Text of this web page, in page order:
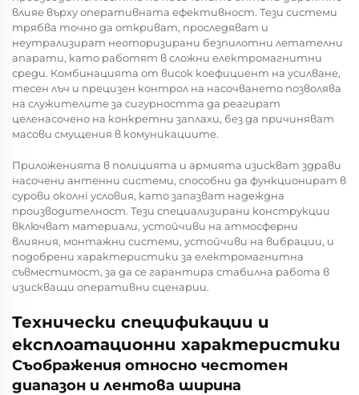
влияе върху оперативната ефективност. Тези системи
трябва точно да откриват, проследяват и
неутрализират неоторизирани безпилотни летателни
апарати, като работят в сложни електромагнитни
среди. Комбинацията от висок коефициент на усилване,
тесен лъч и прецизен контрол на насочването позволява
на служителите за сигурността да реагират
целенасочено на конкретни заплахи, без да причиняват
масови смущения в комуникациите.
Приложенията в полицията и армията изискват здрави
насочени антенни системи, способни да функционират в
сурови околнi условия, като запазват надеждна
производителност. Тези специализирани конструкции
включват материали, устойчиви на атмосферни
влияния, монтажни системи, устойчиви на вибрации, и
подобрени характеристики за електромагнитна
съвместимост, за да се гарантира стабилна работа в
изискващи оперативни сценарии.
Технически спецификации и
експлоатационни характеристики
Съображения относно честотен
диапазон и лентова ширина